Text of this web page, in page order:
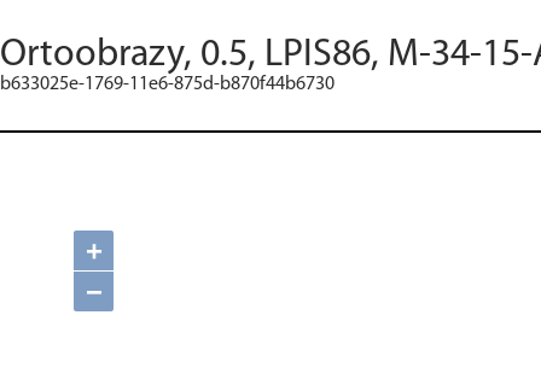
Ortoobrazy, 0.5, LPIS86, M-34-
b633025e-1769-11e6-875d-b870f44b6730
+
−